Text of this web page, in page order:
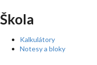
Škola
Kalkulátory
Notesy a bloky